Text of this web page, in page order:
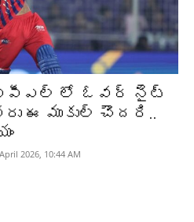
ఐపీఎల్ లో ఓవర్ నైట్
ఈ ముకుల్ చౌదరి..
2026, 10:44 AM